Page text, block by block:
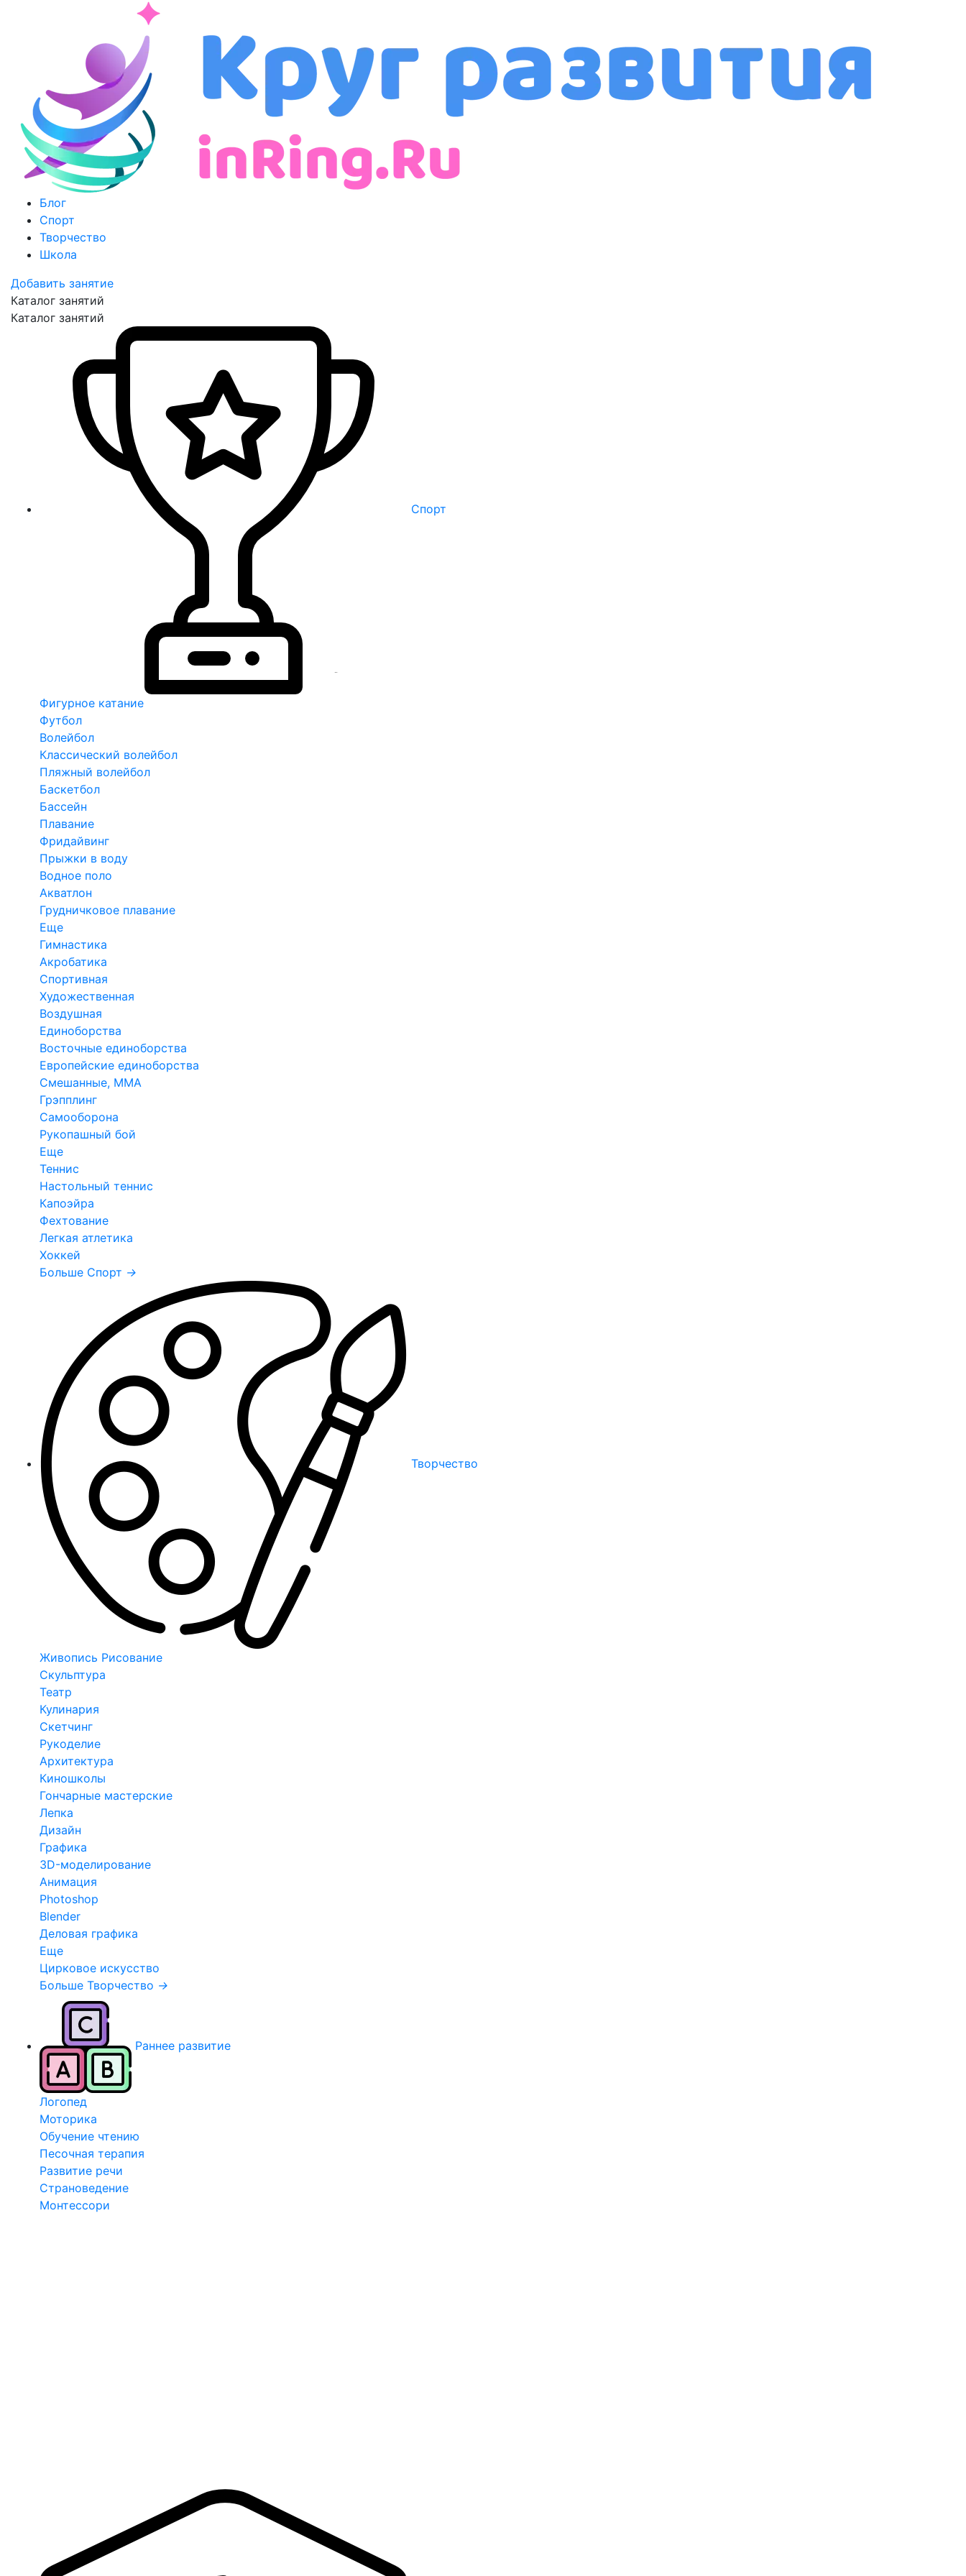
Блог
Спорт
Творчество
Школа
Добавить занятие
Каталог занятий
Каталог занятий
Спорт
Фигурное катание
Футбол
Волейбол
Классический волейбол
Пляжный волейбол
Баскетбол
Бассейн
Плавание
Фридайвинг
Прыжки в воду
Водное поло
Акватлон
Грудничковое плавание
Еще
Гимнастика
Акробатика
Спортивная
Художественная
Воздушная
Единоборства
Восточные единоборства
Европейские единоборства
Смешанные, ММА
Грэпплинг
Самооборона
Рукопашный бой
Еще
Теннис
Настольный теннис
Капоэйра
Фехтование
Легкая атлетика
Хоккей
Больше Спорт →
Творчество
Живопись Рисование
Скульптура
Театр
Кулинария
Скетчинг
Рукоделие
Архитектура
Киношколы
Гончарные мастерские
Лепка
Дизайн
Графика
3D-моделирование
Анимация
Photoshop
Blender
Деловая графика
Еще
Цирковое искусство
Больше Творчество →
Раннее развитие
Логопед
Моторика
Обучение чтению
Песочная терапия
Развитие речи
Страноведение
Монтессори